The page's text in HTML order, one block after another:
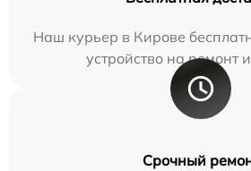
Наш курьер в Кирове
устройство на ремонт
Срочный